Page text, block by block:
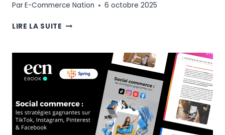
ParE-Commerce Nation 6 octobre 2025
LIRE LA SUITE WEB
POURQUOI
COMMENT
VITESSE
DE
CHARGEMENT